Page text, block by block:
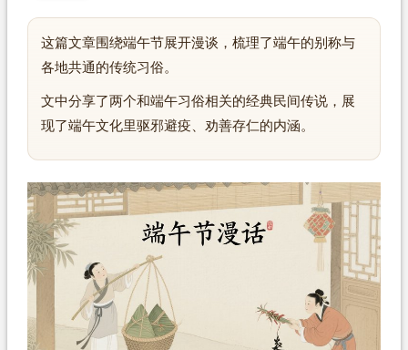
这篇文章围绕端午节展开漫谈，梳理了端午的别称与
各地共通的传统习俗。
文中分享了两个和端午习俗相关的经典民间传说，展
现了端午文化里驱邪避疫、劝善存仁的内涵。